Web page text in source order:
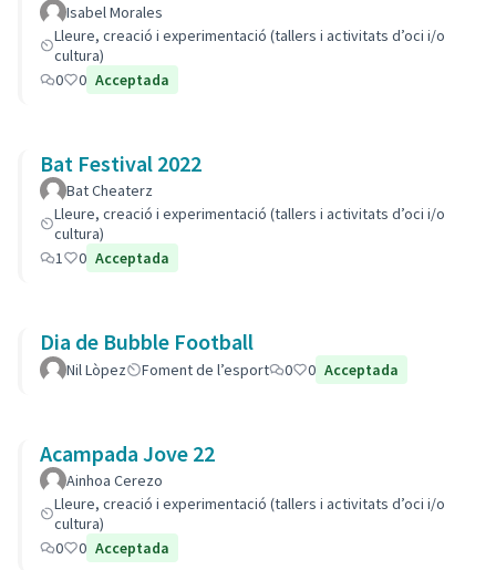
Isabel Morales
Lleure, creació i experimentació (tallers i activitats d’oci i/o
cultura)
0
0 Acceptada
Bat Festival 2022
Bat Cheaterz
Lleure, creació i experimentació (tallers i activitats d’oci i/o
cultura)
1
0 Acceptada
Dia de Bubble Football
Nil Lòpez Foment de l’esport 0 0 Acceptada
Acampada Jove 22
Ainhoa Cerezo
Lleure, creació i experimentació (tallers i activitats d’oci i/o
cultura)
0
0 Acceptada